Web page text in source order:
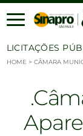
Ir para o
LICITAÇÕES
HOME > CÂMARA